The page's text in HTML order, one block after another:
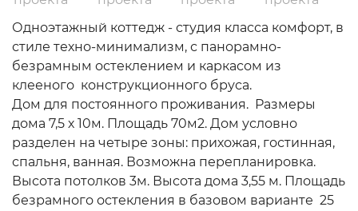
Одноэтажный коттедж - студия класса комфорт, в
стиле техно-минимализм, с панорамно-
безрамным остеклением и каркасом из
клееного конструкционного бруса.
Дом для постоянного проживания. Размеры
дома 7,5 х 10м. Площадь 70м2. Дом условно
разделен на четыре зоны: прихожая, гостинная,
спальня, ванная. Возможна перепланировка.
Высота потолков 3м. Высота дома 3,55 м. Площадь
безрамного остекления в базовом варианте 25